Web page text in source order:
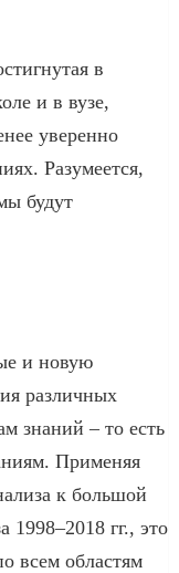
в
и в вузе,
уверенно
Разумеется,
будут
и новую
различных
знаний – то есть
Применяя
к большой
гг., это
всем областям